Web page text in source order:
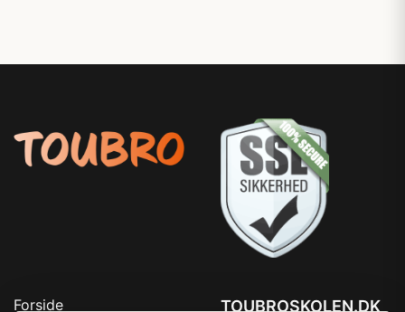
Forside TOUBROSKOLEN.DK